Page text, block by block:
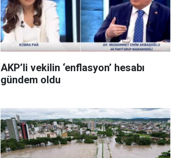
AKP’li vekilin ‘enflasyon’ hesabı
gündem oldu